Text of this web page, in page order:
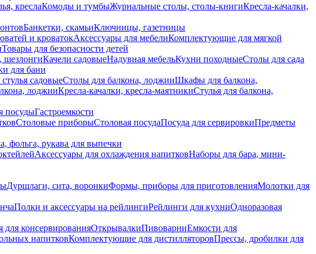
креслаКомоды и тумбыЖурнальные столы, столы-книгиКресла-качалки,
Банкетки, скамьиКлючницы, газетницы
и кроватокАксессуары для мебелиКомплектующие для мягкой
Товары для безопасности детей
шезлонгиКачели садовыеНадувная мебельКухни походныеСтолы для сада
для бани
садовыеСтолы для балкона, лоджииШкафы для балкона,
лоджииКресла-качалки, кресла-маятникиСтулья для балкона,
посудыГастроемкости
Столовые приборыСтоловая посудаПосуда для сервировкиПредметы
фольга, рукава для выпечки
Аксессуары для охлаждения напитковНаборы для бара, мини-
Дуршлаги, сита, воронкиФормы, приборы для приготовленияМолотки для
Полки и аксессуары на рейлингиРейлинги для кухниОдноразовая
для консервированияОткрывалкиПивоварниЕмкости для
напитковКомплектующие для дистилляторовПрессы, дробилки для